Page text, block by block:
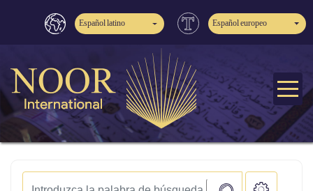
Español latino Español europeo